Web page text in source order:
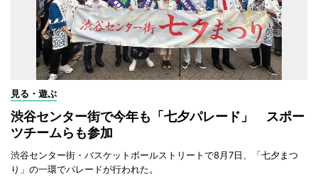
見る・遊ぶ
渋谷センター街で今年も「七夕パレード」 スポー
ツチームらも参加
渋谷センター街・バスケットボールストリートで8月7日、「七夕まつ
り」の一環でパレードが行われた。